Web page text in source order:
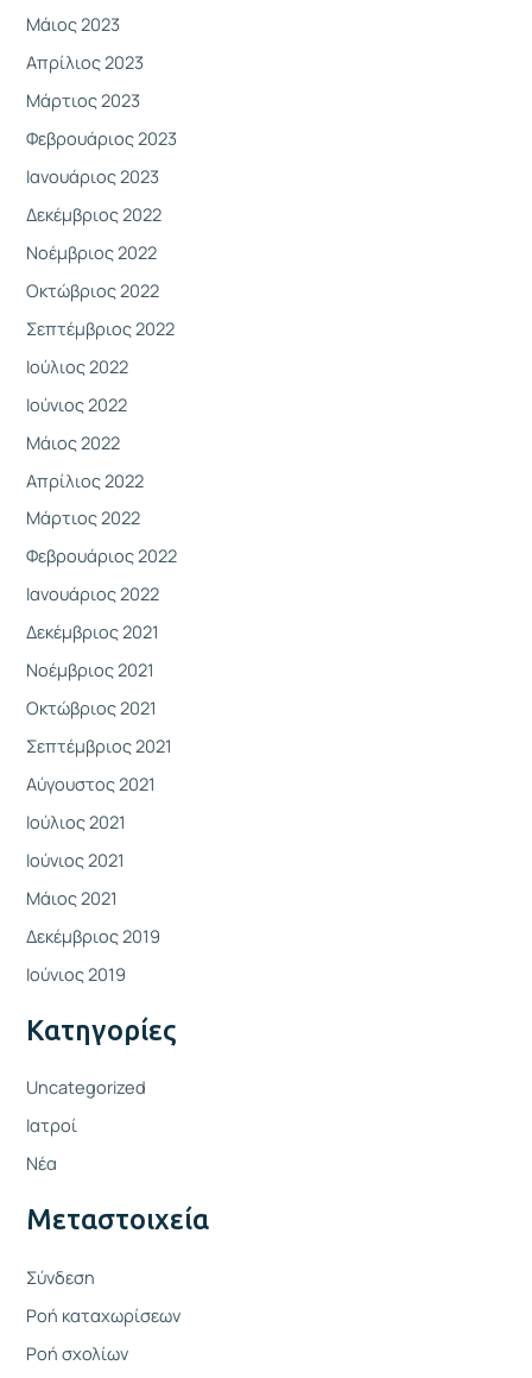
Μάιος 2023
Απρίλιος 2023
Μάρτιος 2023
Φεβρουάριος 2023
Ιανουάριος 2023
Δεκέμβριος 2022
Νοέμβριος 2022
Οκτώβριος 2022
Σεπτέμβριος 2022
Ιούλιος 2022
Ιούνιος 2022
Μάιος 2022
Απρίλιος 2022
Μάρτιος 2022
Φεβρουάριος 2022
Ιανουάριος 2022
Δεκέμβριος 2021
Νοέμβριος 2021
Οκτώβριος 2021
Σεπτέμβριος 2021
Αύγουστος 2021
Ιούλιος 2021
Ιούνιος 2021
Μάιος 2021
Δεκέμβριος 2019
Ιούνιος 2019
Kατηγορίες
Uncategorized
Ιατροί
Νέα
Μεταστοιχεία
Σύνδεση
Ροή καταχωρίσεων
Ροή σχολίων